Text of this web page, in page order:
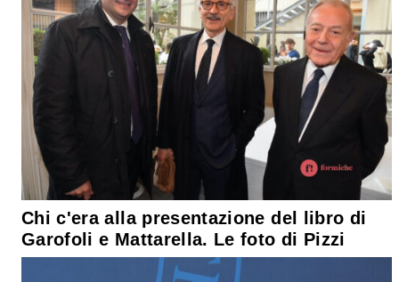
Chi c'era alla presentazione del libro di
Garofoli e Mattarella. Le foto di Pizzi